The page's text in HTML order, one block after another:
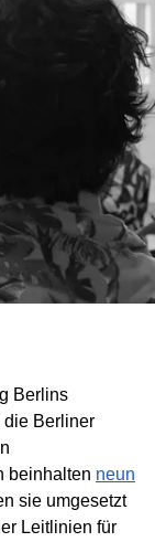
Berlins
die Berliner
beinhalten neun
sie umgesetzt
Leitlinien für